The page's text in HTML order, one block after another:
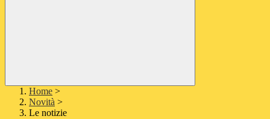
Home >
Novità >
Le notizie